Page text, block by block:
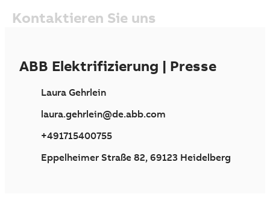
Kontaktieren Sie uns
ABB Elektrifizierung | Presse
Laura Gehrlein
laura.gehrlein@de.abb.com
+491715400755
Eppelheimer Straße 82, 69123 Heidelberg